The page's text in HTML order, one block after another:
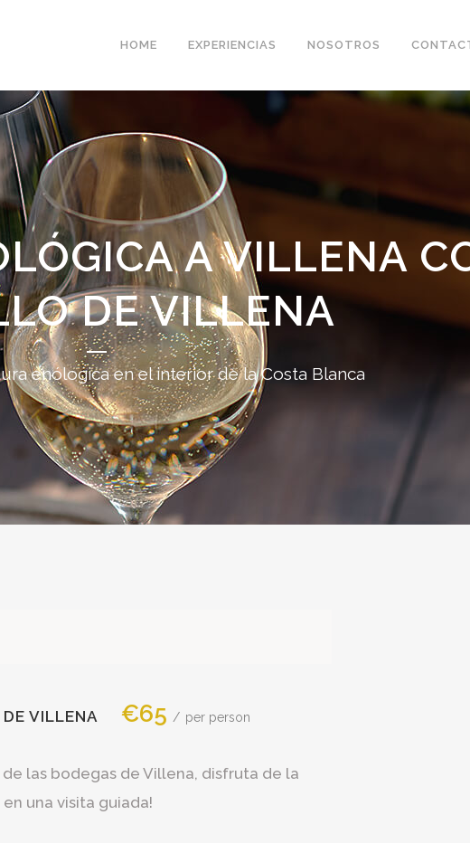
HOME EXPERIENCIAS NOSOTROS
A VILLENA
DE VILLENA
enólogica en el interior de la Costa Blanca
VILLENA €65 per person
de las bodegas de Villena, disfruta de la
una visita guiada!